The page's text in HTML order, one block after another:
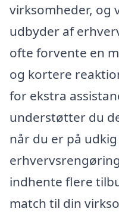
virksomheder, og
udbyder af
ofte forvente en
og kortere
for ekstra
understøtter du
når du er på
indhente flere
match til din